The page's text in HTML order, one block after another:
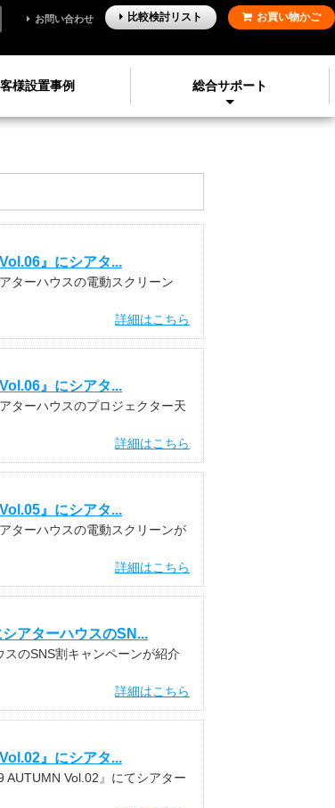
様設置事例 総合サポート
お問い合わせ 比較検討リスト お買い物かご
』にシアタ...
ターハウスの電動スクリーン
詳細はこちら
』にシアタ...
ターハウスのプロジェクター天
詳細はこちら
』にシアタ...
ターハウスの電動スクリーンが
詳細はこちら
アターハウスのSN...
のSNS割キャンペーンが紹介
詳細はこちら
』にシアタ...
Vol.02』にてシアター